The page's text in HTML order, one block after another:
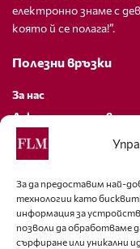
За да предоставим най-
технологии като
информация за
позволи да обработваме
сърфиране или уникални
електронно знаме с
която й се полага!”.
Полезни връзки
За нас
Декларация за
Политика за
За контакти
editor@fashion-
+359 88 227 33 47